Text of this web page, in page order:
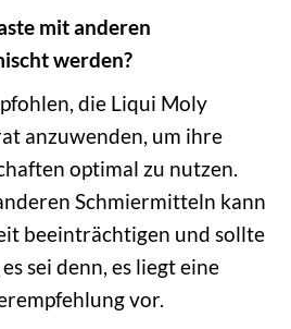
mit anderen
werden?
die Liqui Moly
anzuwenden, um ihre
optimal zu nutzen.
Schmiermitteln kann
beeinträchtigen und sollte
sei denn, es liegt eine
vor.